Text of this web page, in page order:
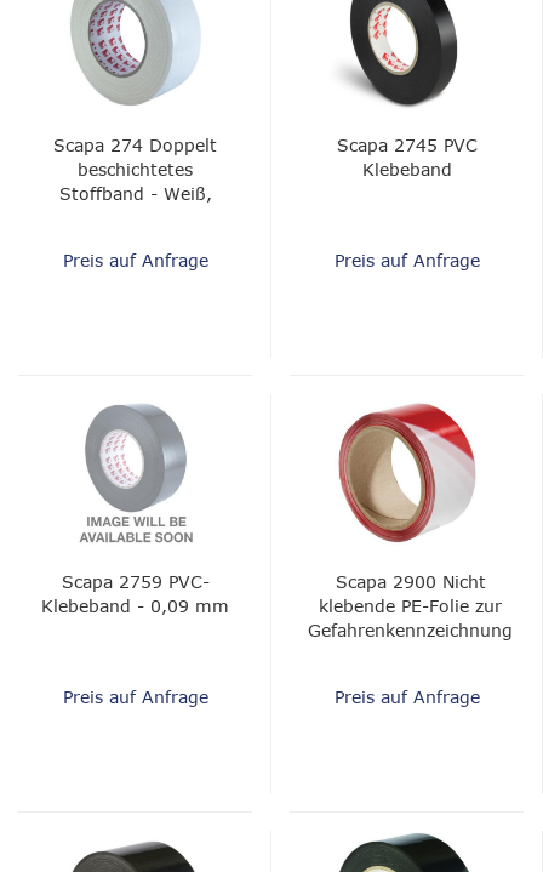
Scapa 274 Doppelt
beschichtetes
Stoffband - Weiß,
Preis auf Anfrage
Scapa 2745 PVC
Klebeband
Preis auf Anfrage
Scapa 2759 PVC-
Klebeband - 0,09 mm
Preis auf Anfrage
Scapa 2900 Nicht
klebende PE-Folie zur
Gefahrenkennzeichnung
Preis auf Anfrage